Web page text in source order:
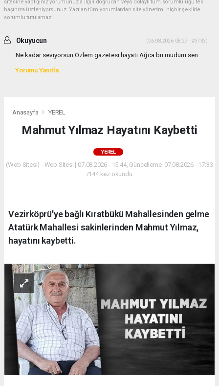
sitesine yaptığınız yorumunuzla ilgili doğrudan veya dolaylı tüm sorumluluğu tek
başınıza üstleniyorsunuz. Yazılan tüm yorumlardan site yönetimi hiçbir şekilde
sorumlu tutulamaz.
Okuyucun (06.08.2026 08:27 - #9733)
Ne kadar seviyorsun Özlem gazetesi hayati Ağca bu müdürü sen
Yorumu Yanıtla
Anasayfa YEREL
Mahmut Yılmaz Hayatını Kaybetti
YEREL
(Web Sitesi) - Web Sitesi | 07.08.2026 - 15:44, Güncelleme: 07.08.2026 - 17:33
7144 kez okundu.
Vezirköprü'ye bağlı Kıratbükü Mahallesinden gelme
Atatürk Mahallesi sakinlerinden Mahmut Yılmaz,
hayatını kaybetti.